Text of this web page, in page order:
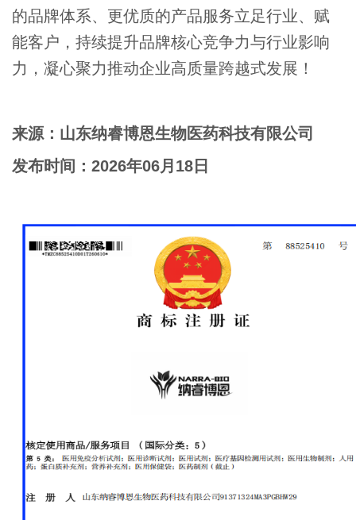
的品牌体系、更优质的产品服务立足行业、赋
能客户，持续提升品牌核心竞争力与行业影响
力，凝心聚力推动企业高质量跨越式发展！
来源：山东纳睿博恩生物医药科技有限公司
发布时间： 2026年06月 18 日